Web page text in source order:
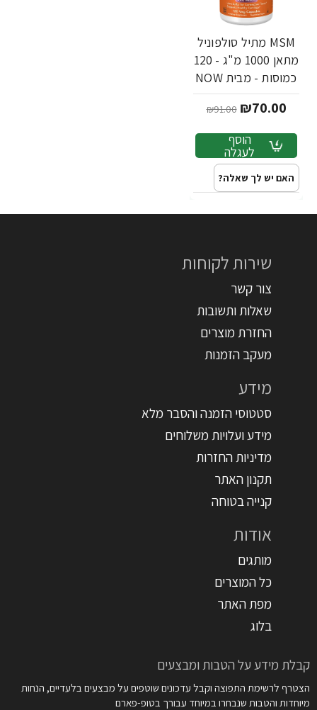
MSM מתיל סולפוניל
מתאן 1000 מ"ג - 120
כמוסות - מבית NOW
FOODS
₪70.00
₪91.00
הוסף
לעגלה
האם יש לך שאלה?
שירות לקוחות
צור קשר
שאלות ותשובות
החזרת מוצרים
מעקב הזמנות
מידע
סטטוסי הזמנה והסבר מלא
מידע ועלויות משלוחים
מדיניות החזרות
תקנון האתר
קנייה בטוחה
אודות
מותגים
כל המוצרים
מפת האתר
בלוג
קבלת מידע על הטבות ומבצעים
הצטרף לרשימת התפוצה וקבל עדכונים שוטפים על מבצעים בלעדיים, הנחות
מיוחדות והטבות שנבחרו במיוחד עבורך בטופ-פארם